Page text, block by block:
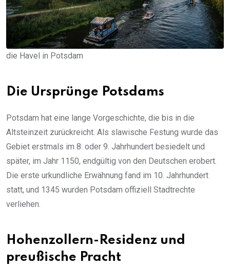
die Havel in Potsdam
Die Ursprünge Potsdams
Potsdam hat eine lange Vorgeschichte, die bis in die
Altsteinzeit zurückreicht. Als slawische Festung wurde das
Gebiet erstmals im 8. oder 9. Jahrhundert besiedelt und
später, im Jahr 1150, endgültig von den Deutschen erobert.
Die erste urkundliche Erwähnung fand im 10. Jahrhundert
statt, und 1345 wurden Potsdam offiziell Stadtrechte
verliehen.
Hohenzollern-Residenz und
preußische Pracht